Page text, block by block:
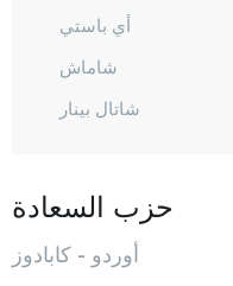
أي باستي
شاماش
شاتال بينار
فاطصا
غول كايلي
حزب السعادة
أوردو - كابادوز